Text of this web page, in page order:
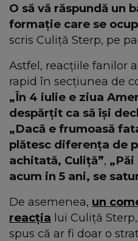
O să vă răspundă un
formație care se
scris Culiță Sterp, pe
Astfel, reacțiile fanilor
rapid în secțiunea de
„În 4 iulie e ziua
despărțit ca să își
„Dacă e frumoasă
plătesc diferența de
achitată, Culiță”,
acum in 5 ani, se
De asemenea, un
reacția lui Culiță
spus că ar fi doar o